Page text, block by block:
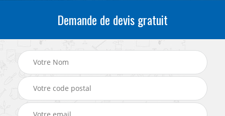
Demande de devis gratuit